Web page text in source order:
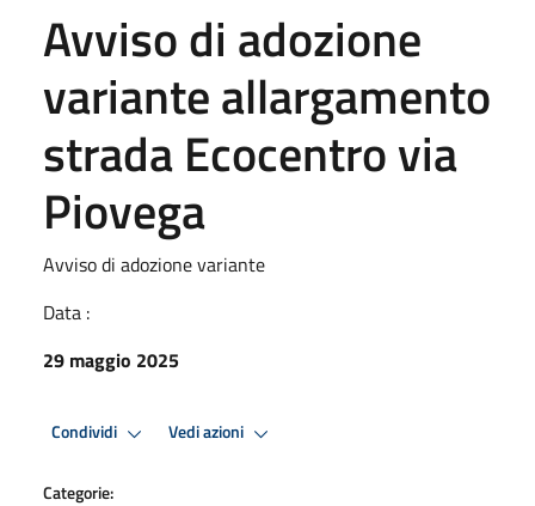
Avviso di adozione
variante allargamento
strada Ecocentro via
Piovega
Avviso di adozione variante
Data :
29 maggio 2025
Condividi Vedi azioni
Categorie: